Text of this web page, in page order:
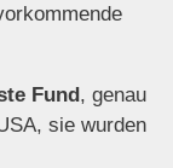
Fund, genau
sie wurden